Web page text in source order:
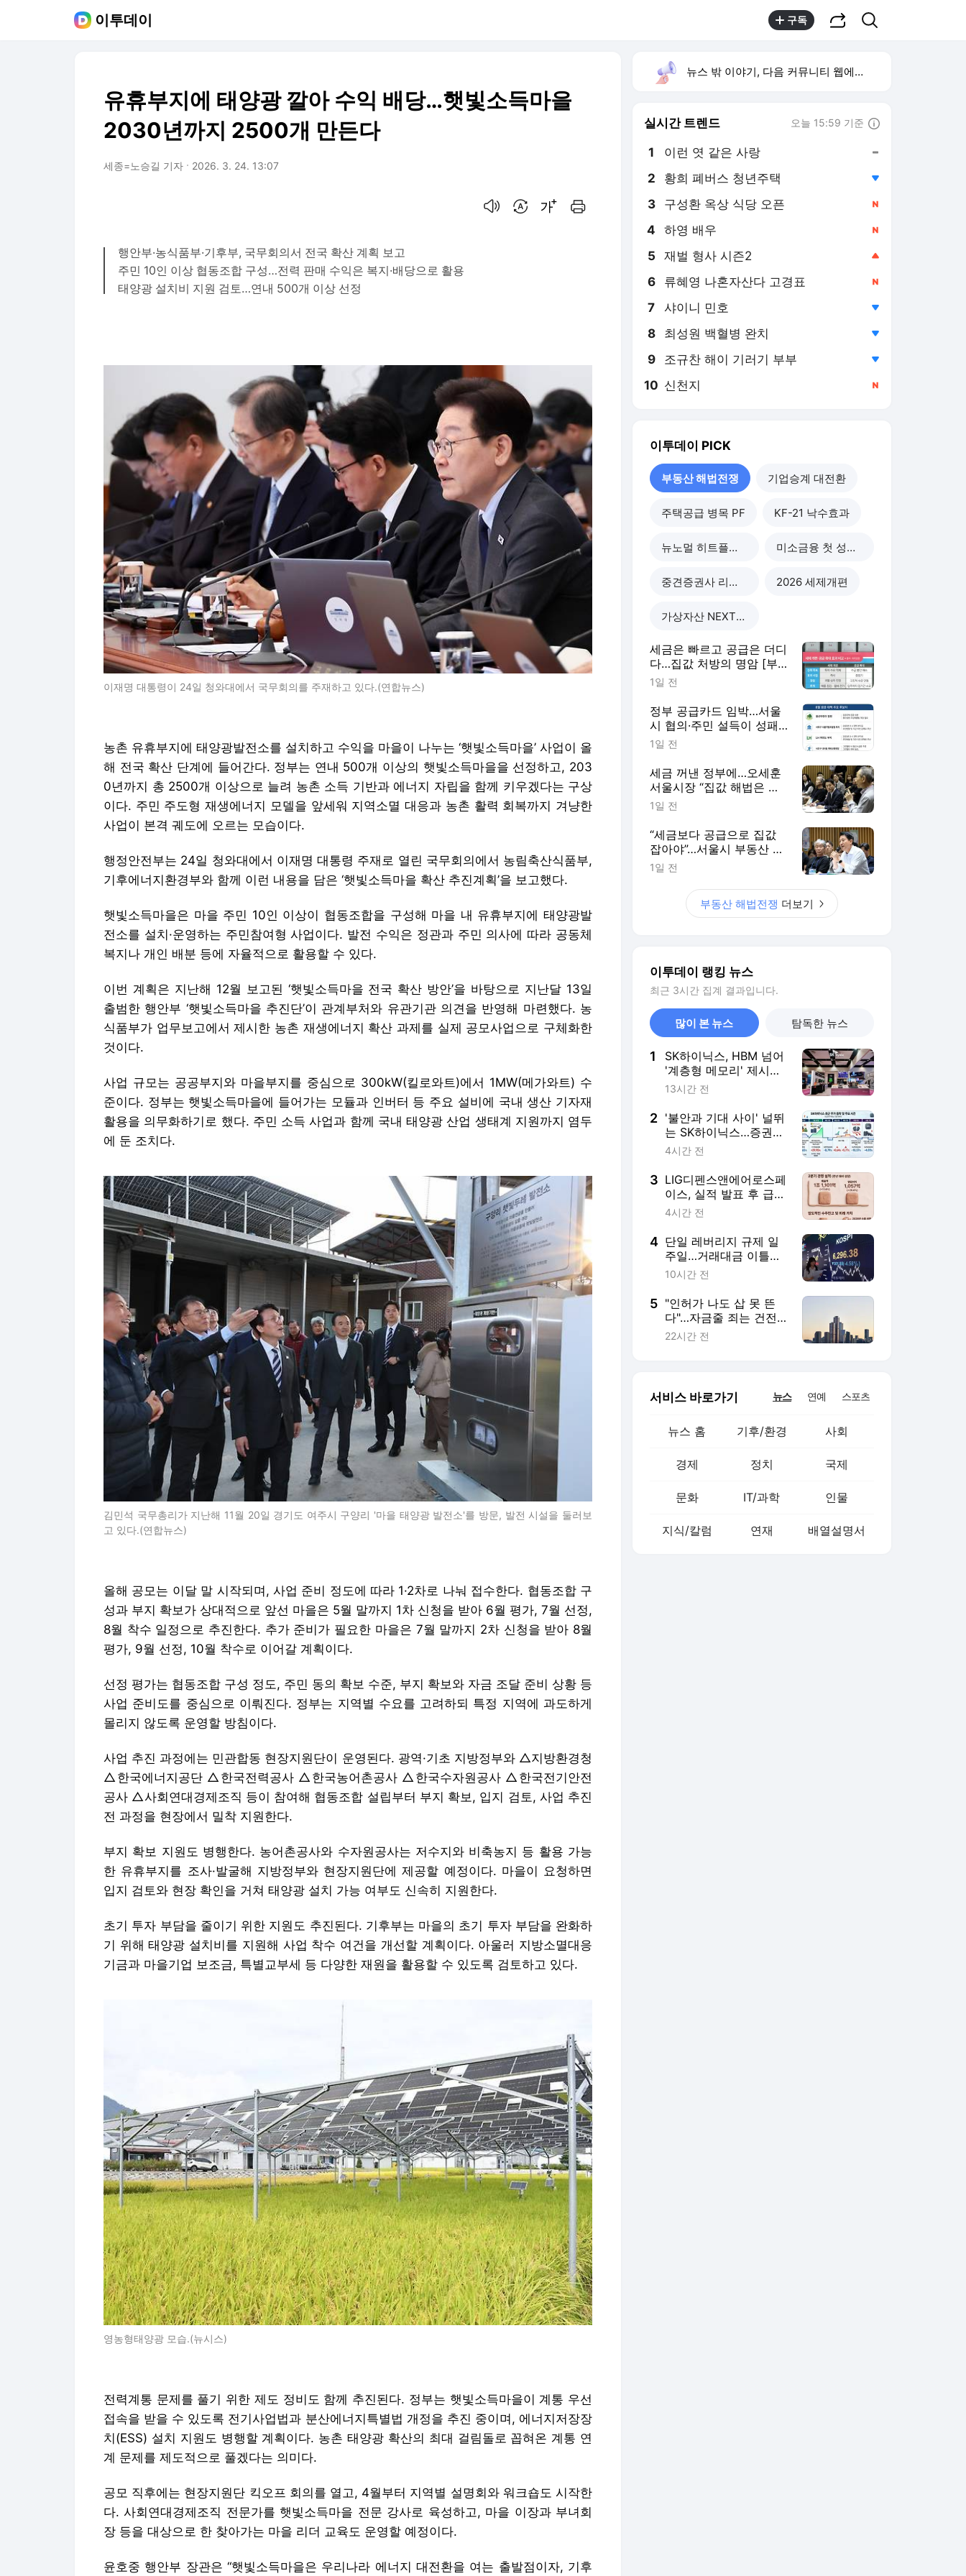
이투데이 구독
유휴부지에 태양광 깔아 수익 배당…햇빛소득마을
2030년까지 2500개 만든다
세종=노승길 기자 2026. 3. 24. 13:07
행안부·농식품부·기후부, 국무회의서 전국 확산 계획 보고
주민 10인 이상 협동조합 구성…전력 판매 수익은 복지·배당으로 활용
태양광 설치비 지원 검토…연내 500개 이상 선정
이재명 대통령이 24일 청와대에서 국무회의를 주재하고 있다.(연합뉴스)
농촌 유휴부지에 태양광발전소를 설치하고 수익을 마을이 나누는 ‘햇빛소득마을’ 사업이 올
해 전국 확산 단계에 들어간다. 정부는 연내 500개 이상의 햇빛소득마을을 선정하고, 203
0년까지 총 2500개 이상으로 늘려 농촌 소득 기반과 에너지 자립을 함께 키우겠다는 구상
이다. 주민 주도형 재생에너지 모델을 앞세워 지역소멸 대응과 농촌 활력 회복까지 겨냥한
사업이 본격 궤도에 오르는 모습이다.
행정안전부는 24일 청와대에서 이재명 대통령 주재로 열린 국무회의에서 농림축산식품부,
기후에너지환경부와 함께 이런 내용을 담은 ‘햇빛소득마을 확산 추진계획’을 보고했다.
햇빛소득마을은 마을 주민 10인 이상이 협동조합을 구성해 마을 내 유휴부지에 태양광발
전소를 설치·운영하는 주민참여형 사업이다. 발전 수익은 정관과 주민 의사에 따라 공동체
복지나 개인 배분 등에 자율적으로 활용할 수 있다.
이번 계획은 지난해 12월 보고된 ‘햇빛소득마을 전국 확산 방안’을 바탕으로 지난달 13일
출범한 행안부 ‘햇빛소득마을 추진단’이 관계부처와 유관기관 의견을 반영해 마련했다. 농
식품부가 업무보고에서 제시한 농촌 재생에너지 확산 과제를 실제 공모사업으로 구체화한
것이다.
사업 규모는 공공부지와 마을부지를 중심으로 300kW(킬로와트)에서 1MW(메가와트) 수
준이다. 정부는 햇빛소득마을에 들어가는 모듈과 인버터 등 주요 설비에 국내 생산 기자재
활용을 의무화하기로 했다. 주민 소득 사업과 함께 국내 태양광 산업 생태계 지원까지 염두
에 둔 조치다.
김민석 국무총리가 지난해 11월 20일 경기도 여주시 구양리 '마을 태양광 발전소'를 방문, 발전 시설을 둘러보
고 있다.(연합뉴스)
올해 공모는 이달 말 시작되며, 사업 준비 정도에 따라 1·2차로 나눠 접수한다. 협동조합 구
성과 부지 확보가 상대적으로 앞선 마을은 5월 말까지 1차 신청을 받아 6월 평가, 7월 선정,
8월 착수 일정으로 추진한다. 추가 준비가 필요한 마을은 7월 말까지 2차 신청을 받아 8월
평가, 9월 선정, 10월 착수로 이어갈 계획이다.
선정 평가는 협동조합 구성 정도, 주민 동의 확보 수준, 부지 확보와 자금 조달 준비 상황 등
사업 준비도를 중심으로 이뤄진다. 정부는 지역별 수요를 고려하되 특정 지역에 과도하게
몰리지 않도록 운영할 방침이다.
사업 추진 과정에는 민관합동 현장지원단이 운영된다. 광역·기초 지방정부와 △지방환경청
△한국에너지공단 △한국전력공사 △한국농어촌공사 △한국수자원공사 △한국전기안전
공사 △사회연대경제조직 등이 참여해 협동조합 설립부터 부지 확보, 입지 검토, 사업 추진
전 과정을 현장에서 밀착 지원한다.
부지 확보 지원도 병행한다. 농어촌공사와 수자원공사는 저수지와 비축농지 등 활용 가능
한 유휴부지를 조사·발굴해 지방정부와 현장지원단에 제공할 예정이다. 마을이 요청하면
입지 검토와 현장 확인을 거쳐 태양광 설치 가능 여부도 신속히 지원한다.
초기 투자 부담을 줄이기 위한 지원도 추진된다. 기후부는 마을의 초기 투자 부담을 완화하
기 위해 태양광 설치비를 지원해 사업 착수 여건을 개선할 계획이다. 아울러 지방소멸대응
기금과 마을기업 보조금, 특별교부세 등 다양한 재원을 활용할 수 있도록 검토하고 있다.
영농형태양광 모습.(뉴시스)
전력계통 문제를 풀기 위한 제도 정비도 함께 추진된다. 정부는 햇빛소득마을이 계통 우선
접속을 받을 수 있도록 전기사업법과 분산에너지특별법 개정을 추진 중이며, 에너지저장장
치(ESS) 설치 지원도 병행할 계획이다. 농촌 태양광 확산의 최대 걸림돌로 꼽혀온 계통 연
계 문제를 제도적으로 풀겠다는 의미다.
공모 직후에는 현장지원단 킥오프 회의를 열고, 4월부터 지역별 설명회와 워크숍도 시작한
다. 사회연대경제조직 전문가를 햇빛소득마을 전문 강사로 육성하고, 마을 이장과 부녀회
장 등을 대상으로 한 찾아가는 마을 리더 교육도 운영할 예정이다.
윤호중 행안부 장관은 “햇빛소득마을은 우리나라 에너지 대전환을 여는 출발점이자, 기후
뉴스 밖 이야기, 다음 커뮤니티 웹에서 보기
실시간 트렌드 오늘 15:59 기준
1 이런 엿 같은 사랑
2 황희 폐버스 청년주택
3 구성환 옥상 식당 오픈
4 하영 배우
5 재벌 형사 시즌2
6 류혜영 나혼자산다 고경표
7 샤이니 민호
8 최성원 백혈병 완치
9 조규찬 해이 기러기 부부
10 신천지
이투데이 PICK
부동산 해법전쟁 기업승계 대전환
주택공급 병목 PF KF-21 낙수효과
뉴노멀 히트플레이션 미소금융 첫 성적표
중견증권사 리스크 점검 2026 세제개편
가상자산 NEXT라운드
세금은 빠르고 공급은 더디
다…집값 처방의 명암 [부
동산 해법 전쟁]
1일 전
정부 공급카드 임박…서울
시 협의·주민 설득이 성패
가른다 [부동산 해법 전쟁]
1일 전
세금 꺼낸 정부에…오세훈
서울시장 “집값 해법은 공
급” [부동산 해법 전쟁]
1일 전
“세금보다 공급으로 집값
잡아야”…서울시 부동산 대
책 ‘맞불’ 토론회
1일 전
부동산 해법전쟁 더보기
이투데이 랭킹 뉴스
최근 3시간 집계 결과입니다.
많이 본 뉴스 탐독한 뉴스
1
SK하이닉스, HBM 넘어
'계층형 메모리' 제시…
AI 인프라 최적화 승부
13시간 전
2 '불안과 기대 사이' 널뛰
는 SK하이닉스…증권가
"HBM4·LTA 기반 펀터
4시간 전
3 LIG디펜스앤에어로스페
이스, 실적 발표 후 급락
→반등⋯증권가 “28년
4시간 전
4 단일 레버리지 규제 일
주일…거래대금 이틀째
1조 하회
10시간 전
5 "인허가 나도 삽 못 뜬
다"…자금줄 죄는 건전
성 규제 [주택공급 또다
22시간 전
서비스 바로가기 뉴스 연예 스포츠
뉴스 홈 기후/환경 사회
경제 정치 국제
문화 IT/과학 인물
지식/칼럼 연재 배열설명서